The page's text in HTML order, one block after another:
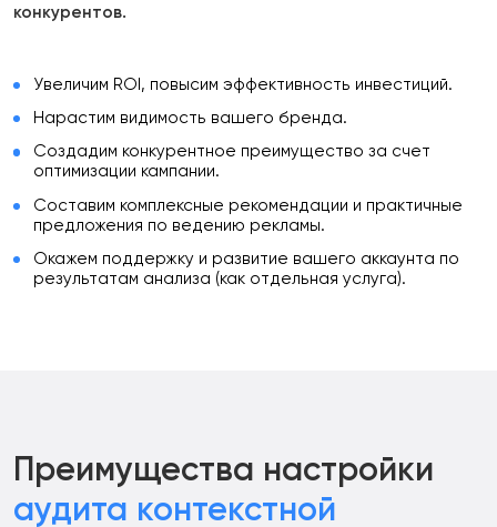
конкурентов.
Увеличим ROI, повысим эффективность инвестиций.
Нарастим видимость вашего бренда.
Создадим конкурентное преимущество за счет
оптимизации кампании.
Составим комплексные рекомендации и практичные
предложения по ведению рекламы.
Окажем поддержку и развитие вашего аккаунта по
результатам анализа (как отдельная услуга).
Преимущества настройки
аудита контекстной